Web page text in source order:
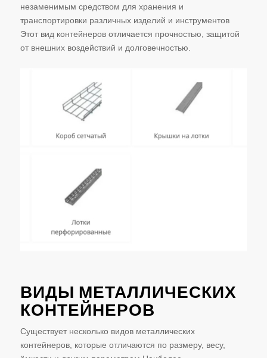
незаменимым средством для хранения и
транспортировки различных изделий и инструментов
Этот вид контейнеров отличается прочностью, защитой
от внешних воздействий и долговечностью.
ВИДЫ МЕТАЛЛИЧЕСКИХ
КОНТЕЙНЕРОВ
Существует несколько видов металлических
контейнеров, которые отличаются по размеру, весу,